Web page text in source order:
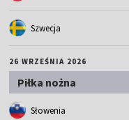
Szwecja
26 WRZEŚNIA 2026
Piłka nożna
Słowenia